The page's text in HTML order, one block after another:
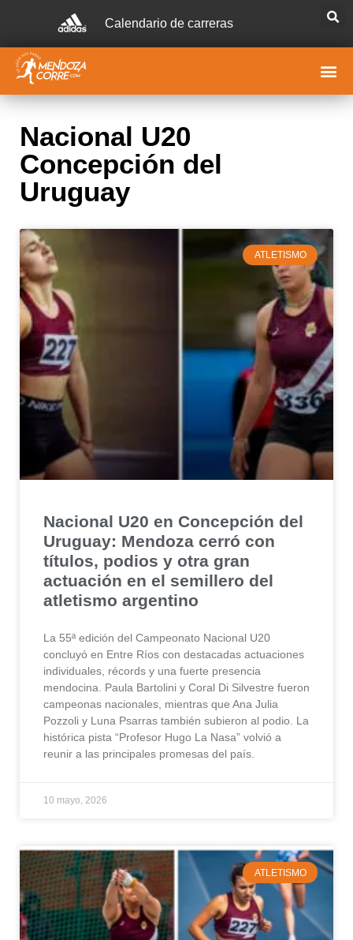
Calendario de carreras
Nacional U20
Concepción del
Uruguay
ATLETISMO
Nacional U20 en Concepción del
Uruguay: Mendoza cerró con
títulos, podios y otra gran
actuación en el semillero del
atletismo argentino
La 55ª edición del Campeonato Nacional U20
concluyó en Entre Ríos con destacadas actuaciones
individuales, récords y una fuerte presencia
mendocina. Paula Bartolini y Coral Di Silvestre fueron
campeonas nacionales, mientras que Ana Julia
Pozzoli y Luna Psarras también subieron al podio. La
histórica pista “Profesor Hugo La Nasa” volvió a
reunir a las principales promesas del país.
10 mayo, 2026
ATLETISMO